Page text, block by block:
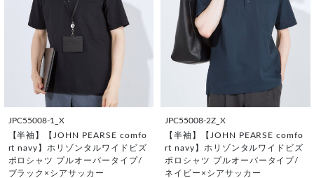
JPC55008-1_X
【半袖】【JOHN PEARSE comfo
rt navy】ホリゾンタルワイドビズ
ポロシャツ プルオーバータイプ/
ブラック×シアサッカー
JPC55008-2Z_X
【半袖】【JOHN PEARSE comfo
rt navy】ホリゾンタルワイドビズ
ポロシャツ プルオーバータイプ/
ネイビー×シアサッカー